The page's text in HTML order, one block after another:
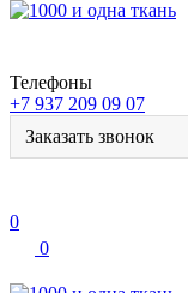
Телефоны
+7 937 209 09 07
Заказать звонок
0
0